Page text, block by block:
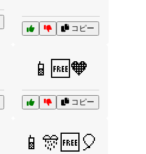
コピー
📱🆓🧡
コピー
📱🎊🆓🎈